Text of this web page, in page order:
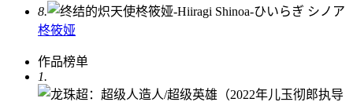
8.
柊筱娅
作品榜单
1.